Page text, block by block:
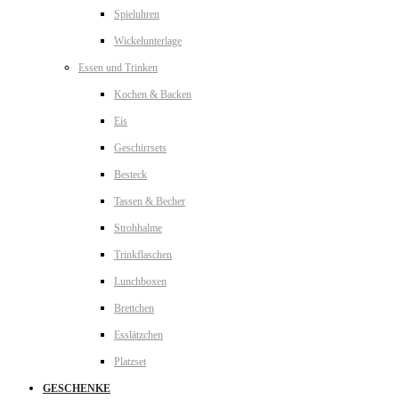
Spieluhren
Wickelunterlage
Essen und Trinken
Kochen & Backen
Eis
Geschirrsets
Besteck
Tassen & Becher
Strohhalme
Trinkflaschen
Lunchboxen
Brettchen
Esslätzchen
Platzset
GESCHENKE